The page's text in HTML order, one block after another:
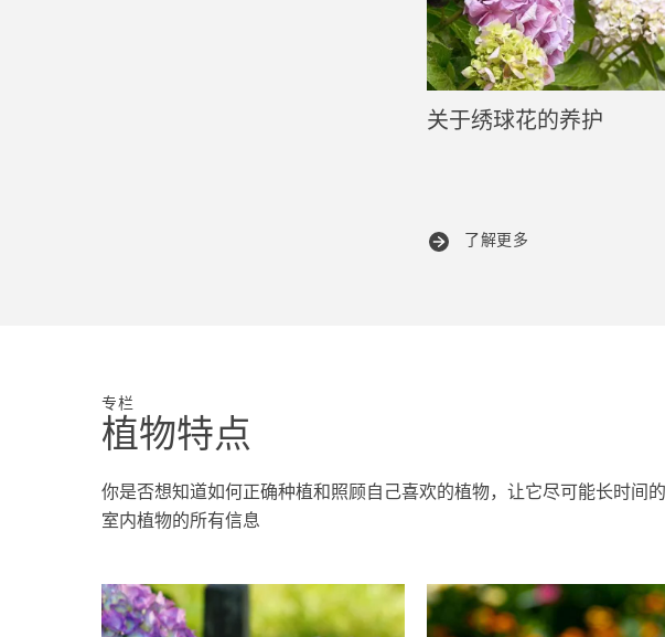
关于绣球花的养护
了解更多
专栏
植物特点
你是否想知道如何正确种植和照顾自己喜欢的植物，让它尽可能长时间
室内植物的所有信息